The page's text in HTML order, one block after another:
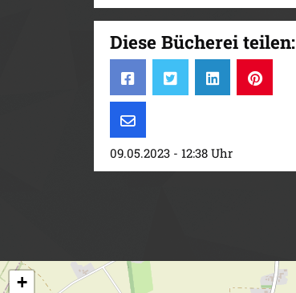
Diese Bücherei teilen:
09.05.2023 - 12:38 Uhr
+